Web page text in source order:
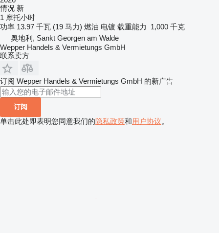
情况 新
1 摩托小时
功率 13.97 千瓦 (19 马力) 燃油 电镀 载重能力
1,000 千克
奥地利, Sankt Georgen am Walde
Wepper Handels & Vermietungs GmbH
联系卖方
订阅 Wepper Handels & Vermietungs GmbH 的新广告
订阅
单击此处即表明您同意我们的隐私政策和用户协议。